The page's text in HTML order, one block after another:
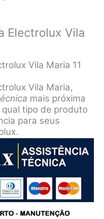
Electrolux Vila
Vila Maria 11
Vila Maria,
mais próxima
tipo de produto
para seus